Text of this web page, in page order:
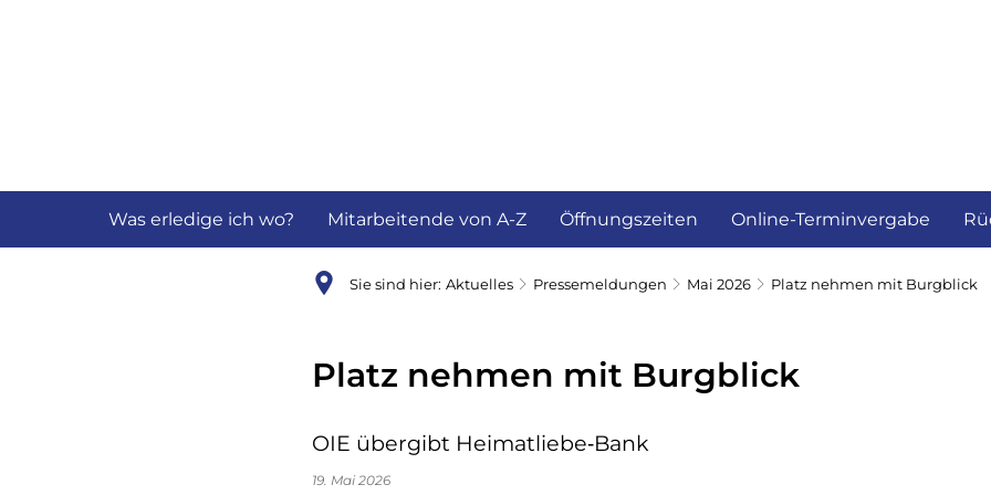
Was erledige ich wo? Mitarbeitende von A-Z Öffnungszeiten Online-Terminvergabe
Sie sind hier: Aktuelles Pressemeldungen Mai 2026 Platz nehmen mit Burgblick
Platz nehmen mit Burgblick
OIE übergibt Heimatliebe‑Bank
19. Mai 2026